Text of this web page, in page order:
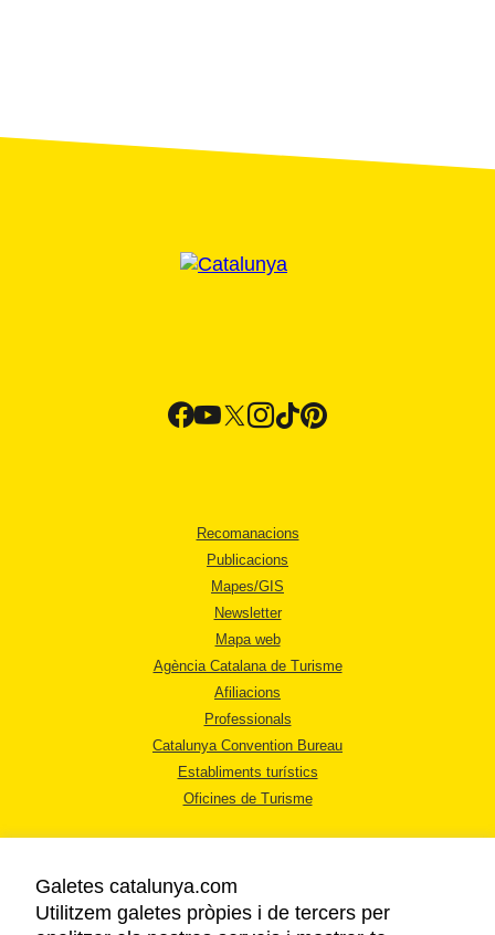
Recomanacions
Publicacions
Mapes/GIS
Newsletter
Mapa web
Agència Catalana de Turisme
Afiliacions
Professionals
Catalunya Convention Bureau
Establiments turístics
Oficines de Turisme
Galetes catalunya.com
Utilitzem galetes pròpies i de tercers per